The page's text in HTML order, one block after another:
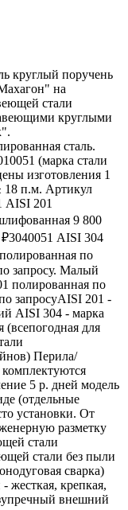
круглый поручень
на
стали
круглыми
сталь.
(марка стали
изготовления 1
18 п.м. Артикул
AISI 201
9 800
AISI 304
по
запросу. Малый
полированная по
запросуAISI 201 -
AISI 304 - марка
для
Перила/
5 р. дней модель
(отдельные
установки. От
разметку
стали
стали без пыли
сварка)
жесткая, крепкая,
внешний